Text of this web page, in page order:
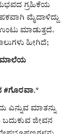
ಗ್ರಹಿಕೆಯ
ಮೈದಾಳಿದ್ದು
ಮಾಡುತ್ತದೆ.
ಹೀಗಿದೆ;
#ಗೊರವಾ.*
ಎನ್ನುವ ಮಾತನ್ನು
ಬದುಕುವ ಜೀವನ